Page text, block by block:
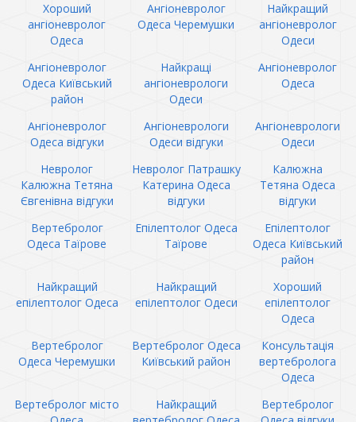
Хороший
ангіоневролог
Одеса
Ангіоневролог
Одеса Черемушки
Найкращий
ангіоневролог
Одеси
Ангіоневролог
Одеса Київський
район
Найкращі
ангіоневрологи
Одеси
Ангіоневролог
Одеса
Ангіоневролог
Одеса відгуки
Ангіоневрологи
Одеси відгуки
Ангіоневрологи
Одеси
Невролог
Калюжна Тетяна
Євгенівна відгуки
Невролог Патрашку
Катерина Одеса
відгуки
Калюжна
Тетяна Одеса
відгуки
Вертебролог
Одеса Таїрове
Епілептолог Одеса
Таїрове
Епілептолог
Одеса Київський
район
Найкращий
епілептолог Одеса
Найкращий
епілептолог Одеси
Хороший
епілептолог
Одеса
Вертебролог
Одеса Черемушки
Вертебролог Одеса
Київський район
Консультація
вертебролога
Одеса
Вертебролог місто
Найкращий
Вертебролог